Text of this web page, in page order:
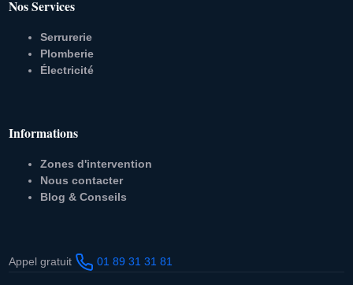
Nos Services
Serrurerie
Plomberie
Électricité
Informations
Zones d'intervention
Nous contacter
Blog & Conseils
Appel gratuit 01 89 31 31 81